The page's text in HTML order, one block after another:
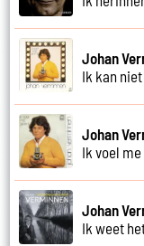
Johan
Ik kan
Johan
Ik voel me
Johan
Ik weet